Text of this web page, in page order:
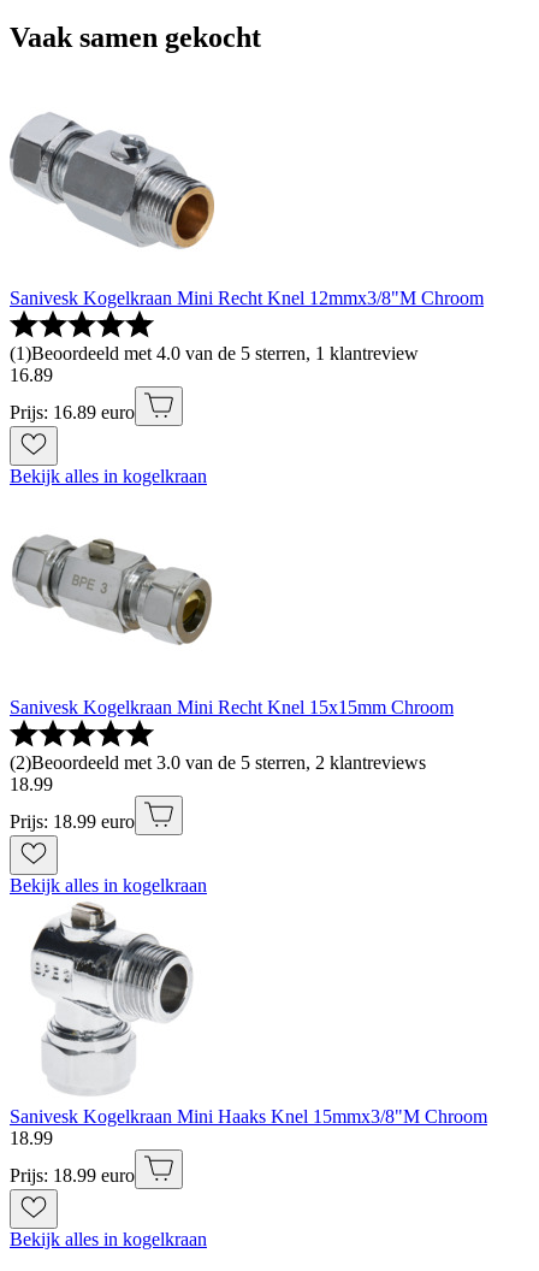
Vaak samen gekocht
Sanivesk Kogelkraan Mini Recht Knel 12mmx3/8"M Chroom
(1)Beoordeeld met 4.0 van de 5 sterren, 1 klantreview
16.89
Prijs: 16.89 euro
Bekijk alles in kogelkraan
Sanivesk Kogelkraan Mini Recht Knel 15x15mm Chroom
(2)Beoordeeld met 3.0 van de 5 sterren, 2 klantreviews
18.99
Prijs: 18.99 euro
Bekijk alles in kogelkraan
Sanivesk Kogelkraan Mini Haaks Knel 15mmx3/8"M Chroom
18.99
Prijs: 18.99 euro
Bekijk alles in kogelkraan